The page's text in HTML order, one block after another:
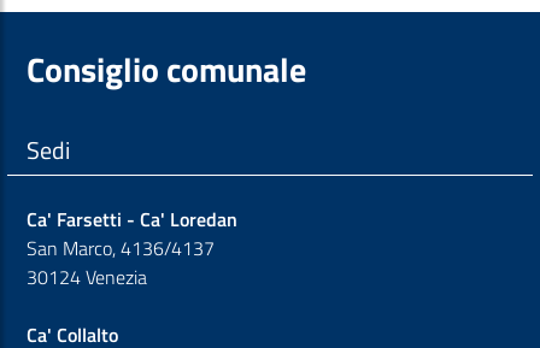
Consiglio comunale
Sedi
Ca' Farsetti - Ca' Loredan
San Marco, 4136/4137
30124 Venezia
Ca' Collalto